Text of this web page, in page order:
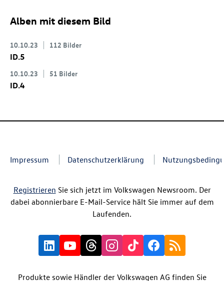
Alben mit diesem Bild
10.10.23 112 Bilder
ID.5
10.10.23 51 Bilder
ID.4
Impressum Datenschutzerklärung
Registrieren Sie sich jetzt im Volkswagen Newsroom. Der
dabei abonnierbare E-Mail-Service hält Sie immer auf dem
Laufenden.
Produkte sowie Händler der Volkswagen AG finden Sie